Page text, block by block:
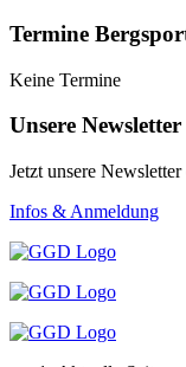
Termine
Keine Termine
Unsere Newsletter
Jetzt unsere Newsletter
Infos & Anmeldung